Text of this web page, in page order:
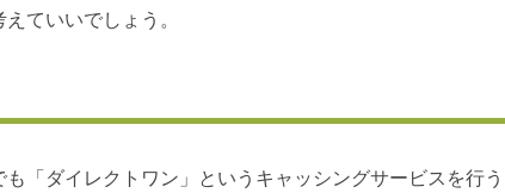
ていいでしょう。
「ダイレクトワン」というキャッシングサービスを行う